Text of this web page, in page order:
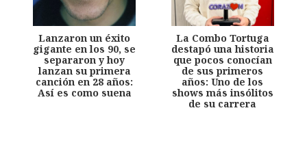
Lanzaron un éxito
gigante en los 90, se
separaron y hoy
lanzan su primera
canción en 28 años:
Así es como suena
La Combo Tortuga
destapó una historia
que pocos conocían
de sus primeros
años: Uno de los
shows más insólitos
de su carrera